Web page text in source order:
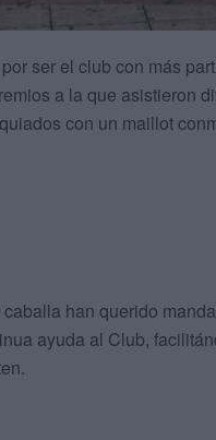
ser el club con más
a la que asistieron
con un maillot
han querido
ayuda al Club,